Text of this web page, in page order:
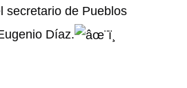
secretario de Pueblos
Díaz.